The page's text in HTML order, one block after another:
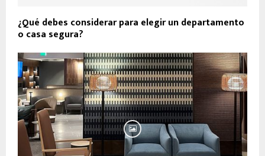
¿Qué debes considerar para elegir un departamento
o casa segura?